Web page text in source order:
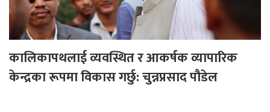
कालिकापथलाई व्यवस्थित र आकर्षक व्यापारिक
केन्द्रका रूपमा विकास गर्छु: चुन्नप्रसाद पौडेल